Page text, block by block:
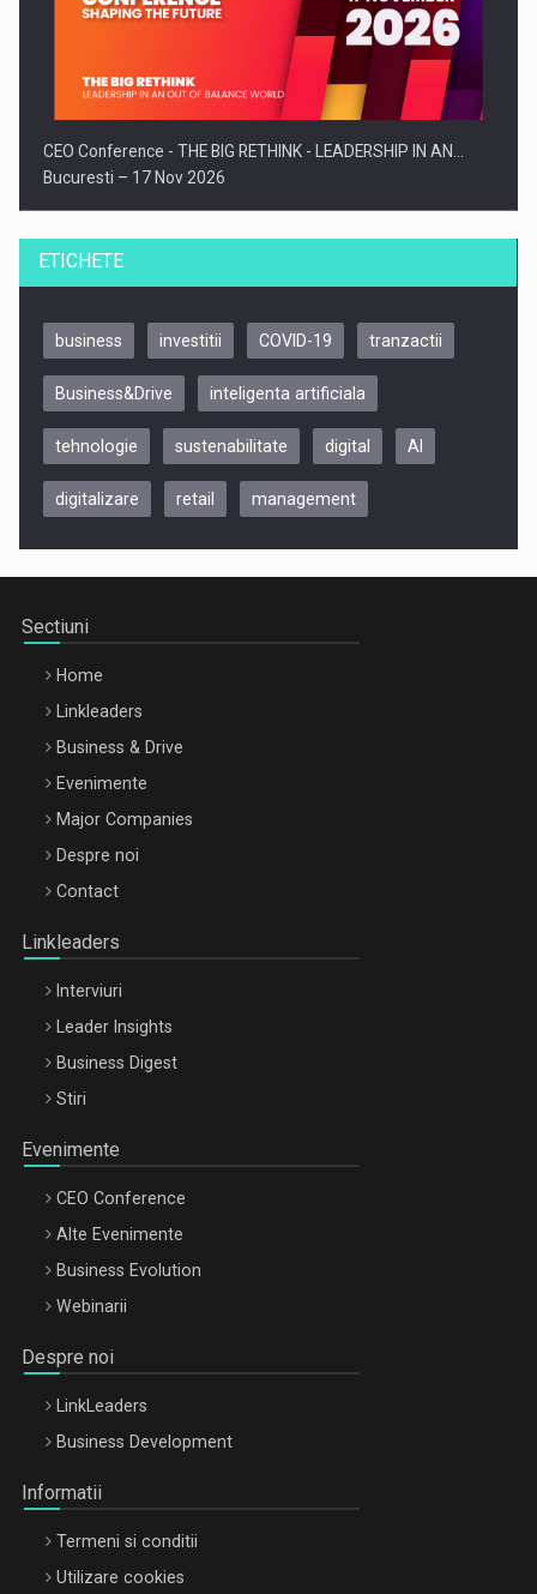
CEO Conference - THE BIG RETHINK - LEADERSHIP IN AN…
Bucuresti – 17 Nov 2026
Be Inspired. Make it Happen!, CLUJ, 9 Decembrie
Be Inspired. Make it Happen!, ARTEMIS LETO, ORADEA, 8
Octombrie
ETICHETE
business investitii COVID-19 tranzactii
Business&Drive inteligenta artificiala
tehnologie sustenabilitate digital AI
digitalizare retail management
Sectiuni
Home
Linkleaders
Business & Drive
Evenimente
Major Companies
Despre noi
Contact
Linkleaders
Interviuri
Leader Insights
Business Digest
Stiri
Evenimente
CEO Conference
Alte Evenimente
Business Evolution
Webinarii
Despre noi
LinkLeaders
Business Development
Informatii
Termeni si conditii
Utilizare cookies